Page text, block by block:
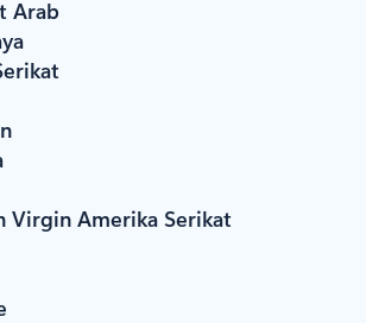
Arab
Virgin Amerika Serikat